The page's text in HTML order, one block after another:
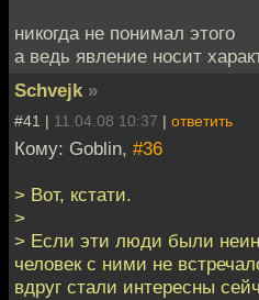
никогда не понимал этого
а ведь явление носит
Schvejk »
#41 | 11.04.08 10:37 | ответить
Кому: Goblin, #36
> Вот, кстати.
>
> Если эти люди были
человек с ними не
вдруг стали интересны